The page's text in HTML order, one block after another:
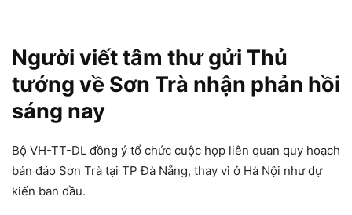
Người viết tâm thư gửi Thủ
tướng về Sơn Trà nhận phản hồi
sáng nay
Bộ VH-TT-DL đồng ý tổ chức cuộc họp liên quan quy hoạch
bán đảo Sơn Trà tại TP Đà Nẵng, thay vì ở Hà Nội như dự
kiến ban đầu.